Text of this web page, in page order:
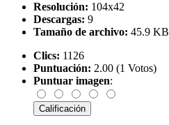
Resolución: 104x42
Descargas: 9
Tamaño de archivo: 45.9 KB
Clics: 1126
Puntuación: 2.00 (1 Votos)
Puntuar imagen: